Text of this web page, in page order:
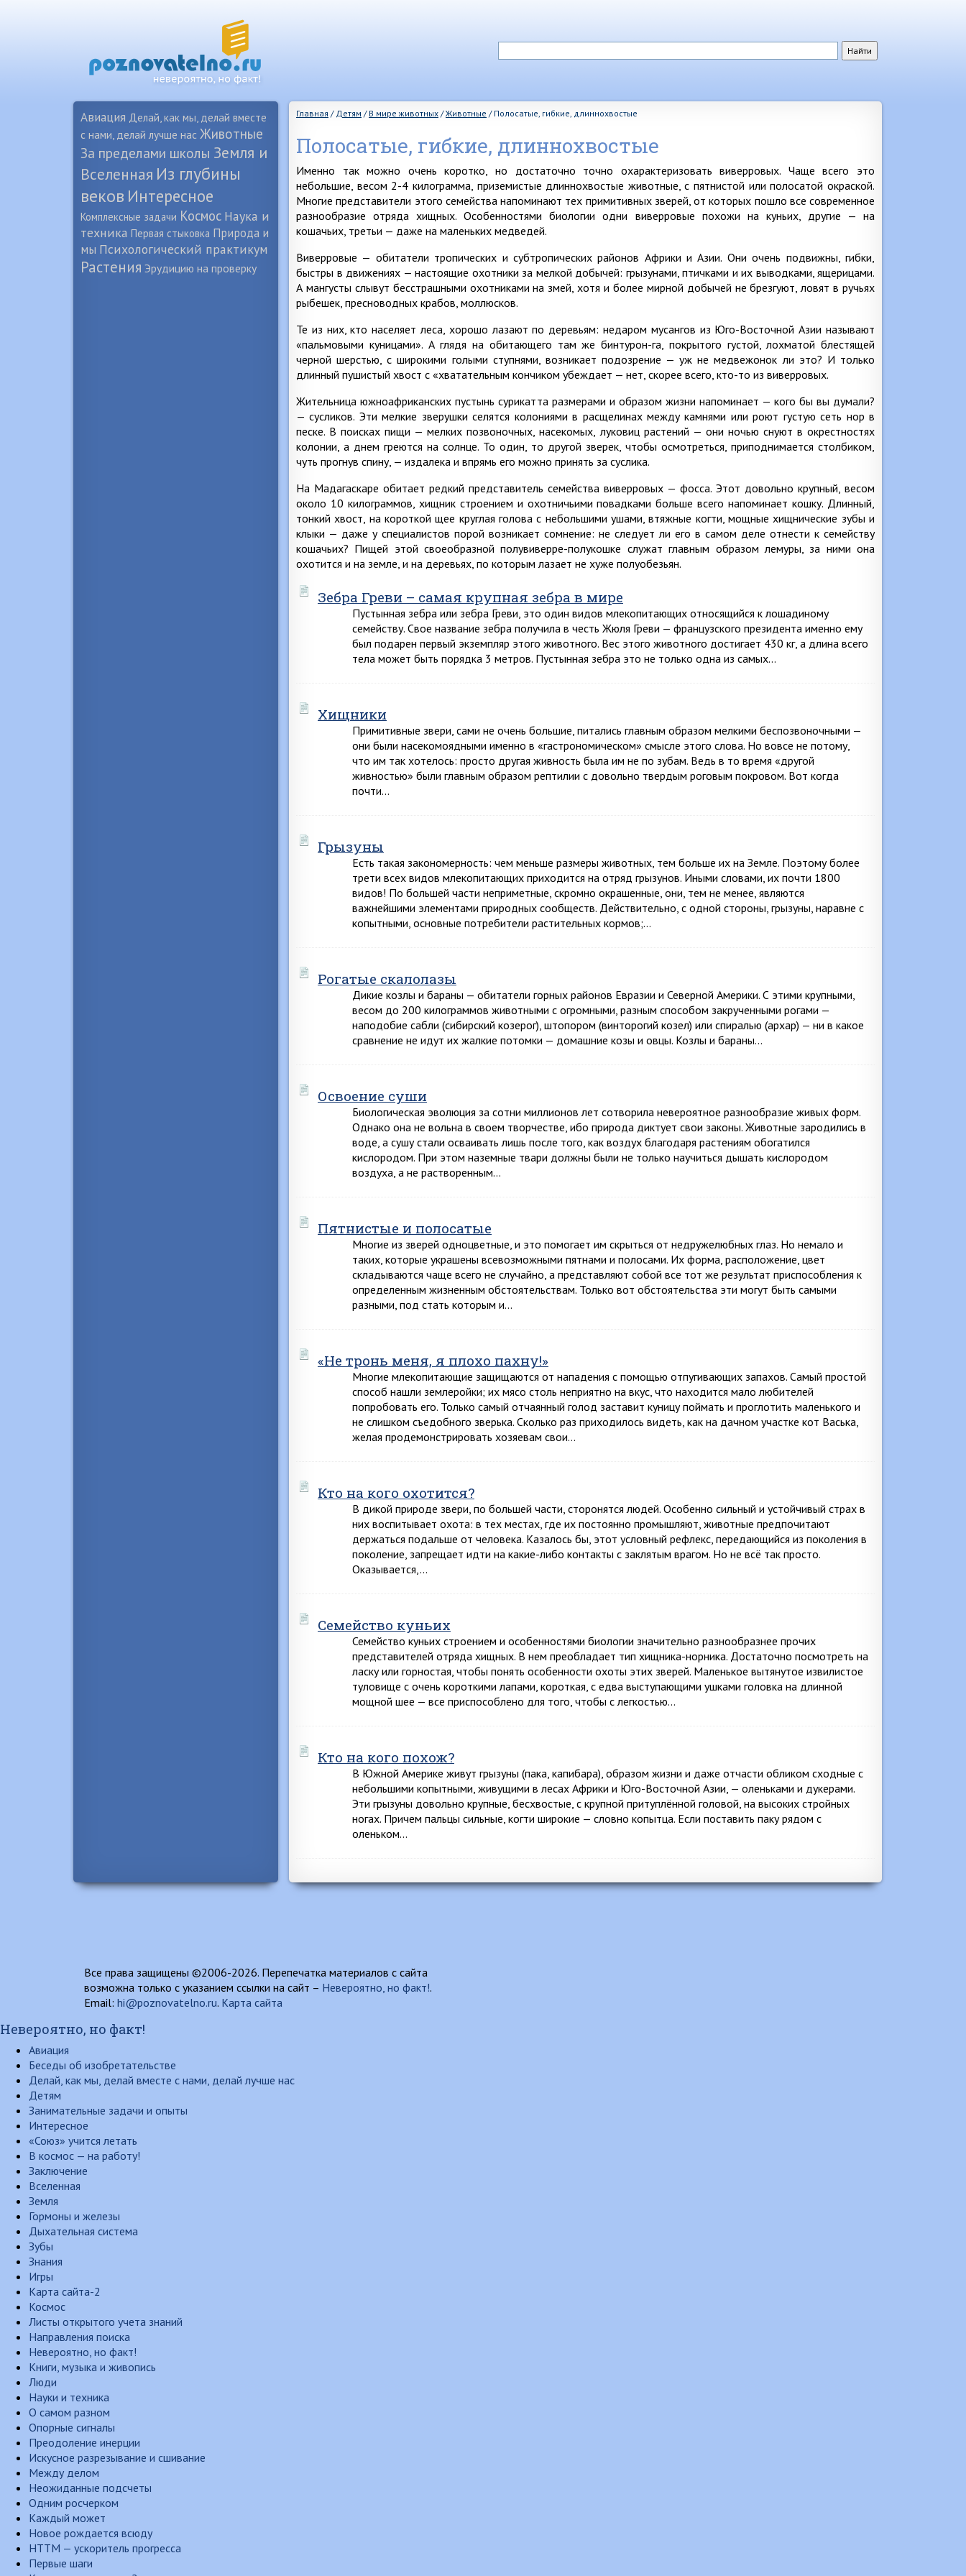
Авиация Делай, как мы, делай вместе
с нами, делай лучше нас Животные
За пределами школы Земля и
Вселенная Из глубины
веков Интересное
Комплексные задачи Космос Наука и
техника Первая стыковка Природа и
мы Психологический практикум
Растения Эрудицию на проверку
Главная / Детям / В мире животных /Животные / Полосатые, гибкие, длиннохвостые
Полосатые, гибкие, длиннохвостые
Именно так можно очень коротко, но достаточно точно охарактеризовать виверровых. Чаще всего это
небольшие, весом 2-4 килограмма, приземистые длиннохвостые животные, с пятнистой или полосатой окраской.
Многие представители этого семейства напоминают тех примитивных зверей, от которых пошло все современное
разнообразие отряда хищных. Особенностями биологии одни виверровые похожи на куньих, другие — на
кошачьих, третьи — даже на маленьких медведей.
Виверровые — обитатели тропических и субтропических районов Африки и Азии. Они очень подвижны, гибки,
быстры в движениях — настоящие охотники за мелкой добычей: грызунами, птичками и их выводками, ящерицами.
А мангусты слывут бесстрашными охотниками на змей, хотя и более мирной добычей не брезгуют, ловят в ручьях
рыбешек, пресноводных крабов, моллюсков.
Те из них, кто населяет леса, хорошо лазают по деревьям: недаром мусангов из Юго-Восточной Азии называют
«пальмовыми куницами». А глядя на обитающего там же бинтурон-га, покрытого густой, лохматой блестящей
черной шерстью, с широкими голыми ступнями, возникает подозрение — уж не медвежонок ли это? И только
длинный пушистый хвост с «хватательным кончиком убеждает — нет, скорее всего, кто-то из виверровых.
Жительница южноафриканских пустынь сурикатта размерами и образом жизни напоминает — кого бы вы думали?
— сусликов. Эти мелкие зверушки селятся колониями в расщелинах между камнями или роют густую сеть нор в
песке. В поисках пищи — мелких позвоночных, насекомых, луковиц растений — они ночью снуют в окрестностях
колонии, а днем греются на солнце. То один, то другой зверек, чтобы осмотреться, приподнимается столбиком,
чуть прогнув спину, — издалека и впрямь его можно принять за суслика.
На Мадагаскаре обитает редкий представитель семейства виверровых — фосса. Этот довольно крупный, весом
около 10 килограммов, хищник строением и охотничьими повадками больше всего напоминает кошку. Длинный,
тонкий хвост, на короткой щее круглая голова с небольшими ушами, втяжные когти, мощные хищнические зубы и
клыки — даже у специалистов порой возникает сомнение: не следует ли его в самом деле отнести к семейству
кошачьих? Пищей этой своеобразной полувиверре-полукошке служат главным образом лемуры, за ними она
охотится и на земле, и на деревьях, по которым лазает не хуже полуобезьян.
Зебра Греви – самая крупная зебра в мире
Пустынная зебра или зебра Греви, это один видов млекопитающих относящийся к лошадиному
семейству. Свое название зебра получила в честь Жюля Греви — французского президента именно ему
был подарен первый экземпляр этого животного. Вес этого животного достигает 430 кг, а длина всего
тела может быть порядка 3 метров. Пустынная зебра это не только одна из самых…
Хищники
Примитивные звери, сами не очень большие, питались главным образом мелкими беспозвоночными —
они были насекомоядными именно в «гастрономическом» смысле этого слова. Но вовсе не потому,
что им так хотелось: просто другая живность была им не по зубам. Ведь в то время «другой
живностью» были главным образом рептилии с довольно твердым роговым покровом. Вот когда
почти…
Грызуны
Есть такая закономерность: чем меньше размеры животных, тем больше их на Земле. Поэтому более
трети всех видов млекопитающих приходится на отряд грызунов. Иными словами, их почти 1800
видов! По большей части неприметные, скромно окрашенные, они, тем не менее, являются
важнейшими элементами природных сообществ. Действительно, с одной стороны, грызуны, наравне с
копытными, основные потребители растительных кормов;…
Рогатые скалолазы
Дикие козлы и бараны — обитатели горных районов Евразии и Северной Америки. С этими крупными,
весом до 200 килограммов животными с огромными, разным способом закрученными рогами —
наподобие сабли (сибирский козерог), штопором (винторогий козел) или спиралью (архар) — ни в какое
сравнение не идут их жалкие потомки — домашние козы и овцы. Козлы и бараны…
Освоение суши
Биологическая эволюция за сотни миллионов лет сотворила невероятное разнообразие живых форм.
Однако она не вольна в своем творчестве, ибо природа диктует свои законы. Животные зародились в
воде, а сушу стали осваивать лишь после того, как воздух благодаря растениям обогатился
кислородом. При этом наземные твари должны были не только научиться дышать кислородом
воздуха, а не растворенным…
Пятнистые и полосатые
Многие из зверей одноцветные, и это помогает им скрыться от недружелюбных глаз. Но немало и
таких, которые украшены всевозможными пятнами и полосами. Их форма, расположение, цвет
складываются чаще всего не случайно, а представляют собой все тот же результат приспособления к
определенным жизненным обстоятельствам. Только вот обстоятельства эти могут быть самыми
разными, под стать которым и…
«Не тронь меня, я плохо пахну!»
Многие млекопитающие защищаются от нападения с помощью отпугивающих запахов. Самый простой
способ нашли землеройки; их мясо столь неприятно на вкус, что находится мало любителей
попробовать его. Только самый отчаянный голод заставит куницу поймать и проглотить маленького и
не слишком съедобного зверька. Сколько раз приходилось видеть, как на дачном участке кот Васька,
желая продемонстрировать хозяевам свои…
Кто на кого охотится?
В дикой природе звери, по большей части, сторонятся людей. Особенно сильный и устойчивый страх в
них воспитывает охота: в тех местах, где их постоянно промышляют, животные предпочитают
держаться подальше от человека. Казалось бы, этот условный рефлекс, передающийся из поколения в
поколение, запрещает идти на какие-либо контакты с заклятым врагом. Но не всё так просто.
Оказывается,…
Семейство куньих
Семейство куньих строением и особенностями биологии значительно разнообразнее прочих
представителей отряда хищных. В нем преобладает тип хищника-норника. Достаточно посмотреть на
ласку или горностая, чтобы понять особенности охоты этих зверей. Маленькое вытянутое извилистое
туловище с очень короткими лапами, короткая, с едва выступающими ушками головка на длинной
мощной шее — все приспособлено для того, чтобы с легкостью…
Кто на кого похож?
В Южной Америке живут грызуны (пака, капибара), образом жизни и даже отчасти обликом сходные с
небольшими копытными, живущими в лесах Африки и Юго-Восточной Азии, — оленьками и дукерами.
Эти грызуны довольно крупные, бесхвостые, с крупной притуплённой головой, на высоких стройных
ногах. Причем пальцы сильные, когти широкие — словно копытца. Если поставить паку рядом с
оленьком…
Все права защищены ©2006-2026. Перепечатка материалов с сайта
возможна только с указанием ссылки на сайт – Невероятно, но факт!.
Email: hi@poznovatelno.ru. Карта сайта
Невероятно, но факт!
Авиация
Беседы об изобретательстве
Делай, как мы, делай вместе с нами, делай лучше нас
Детям
Занимательные задачи и опыты
Интересное
«Союз» учится летать
В космос — на работу!
Заключение
Вселенная
Земля
Гормоны и железы
Дыхательная система
Зубы
Знания
Игры
Карта сайта-2
Космос
Листы открытого учета знаний
Направления поиска
Невероятно, но факт!
Книги, музыка и живопись
Люди
Науки и техника
О самом разном
Опорные сигналы
Преодоление инерции
Искусное разрезывание и сшивание
Между делом
Неожиданные подсчеты
Одним росчерком
Каждый может
Новое рождается всюду
НТТМ — ускоритель прогресса
Первые шаги